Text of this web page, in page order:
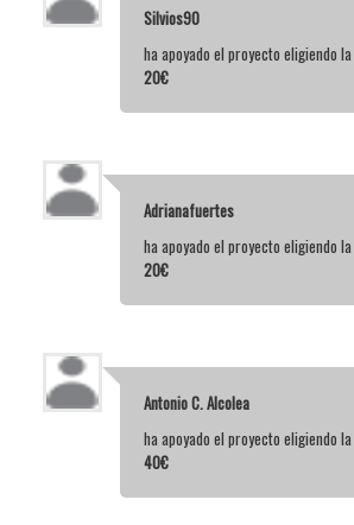
Silvios90
ha apoyado el proyecto eligiendo
20€
Adrianafuertes
ha apoyado el proyecto eligiendo
20€
Antonio C. Alcolea
ha apoyado el proyecto eligiendo
40€